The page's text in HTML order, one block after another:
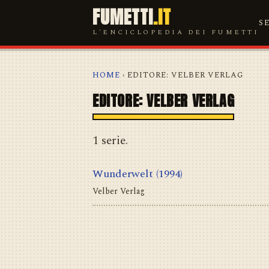
FUMETTI.IT
L'ENCICLOPEDIA DEI FUMETTI
HOME › EDITORE: VELBER VERLAG
EDITORE: VELBER VERLAG
1 serie.
Wunderwelt (1994)
Velber Verlag